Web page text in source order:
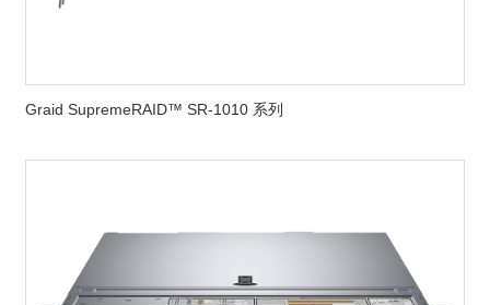
Graid SupremeRAID™ SR-1010 系列